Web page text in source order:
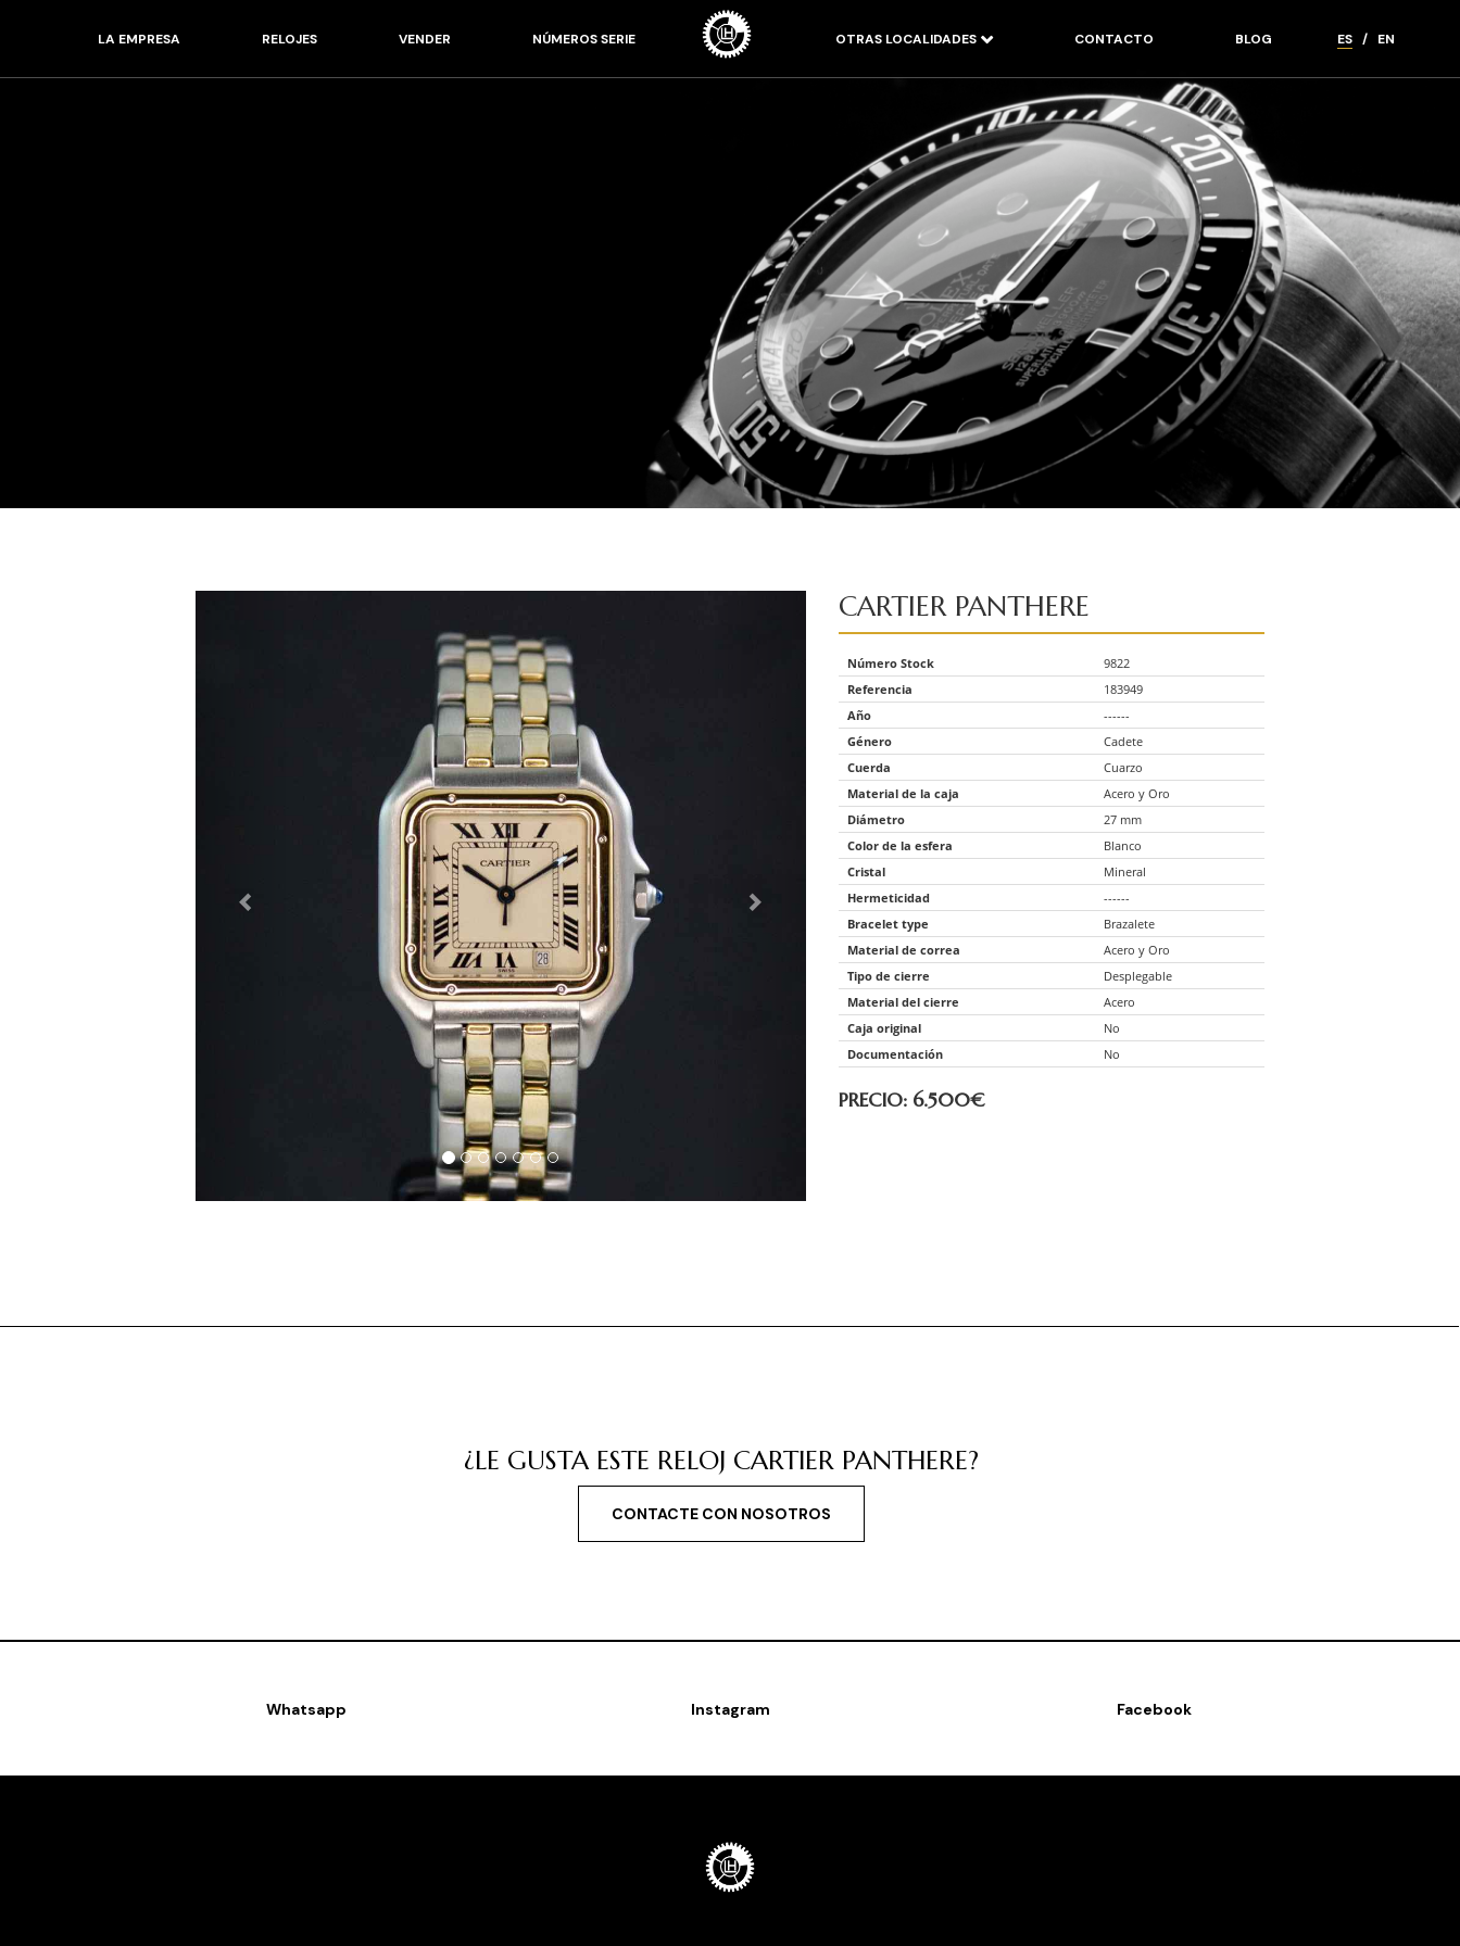
LA EMPRESA RELOJES VENDER NÚMEROS SERIE OTRAS LOCALIDADES CONTACTO BLOG ES / EN
CARTIER PANTHERE
Número Stock
9822
Referencia
183949
Año
------
Género
Cadete
Cuerda
Cuarzo
Material de la caja
Acero y Oro
Diámetro
27 mm
Color de la esfera
Blanco
Cristal
Mineral
Hermeticidad
------
Bracelet type
Brazalete
Material de correa
Acero y Oro
Tipo de cierre
Desplegable
Material del cierre
Acero
Caja original
No
Documentación
No
PRECIO: 6.500€
¿LE GUSTA ESTE RELOJ CARTIER PANTHERE?
CONTACTE CON NOSOTROS
Whatsapp Instagram Facebook